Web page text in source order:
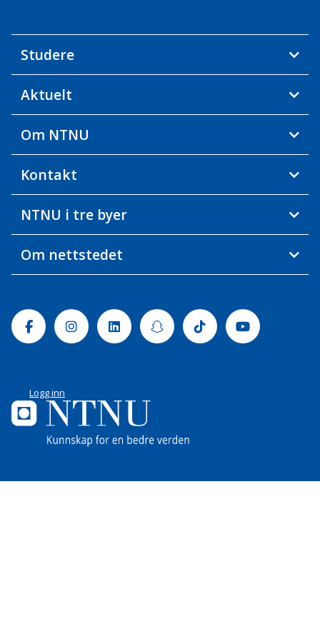
Studere
Aktuelt
Om NTNU
Kontakt
NTNU i tre byer
Om nettstedet
FacebookInstagramLinkedinSnapchatTiktok Youtube
Logg inn